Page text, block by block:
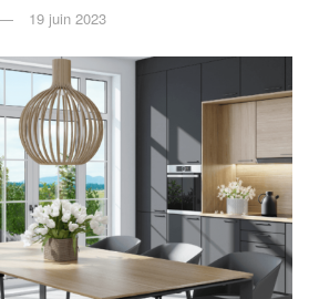
19 juin 2023